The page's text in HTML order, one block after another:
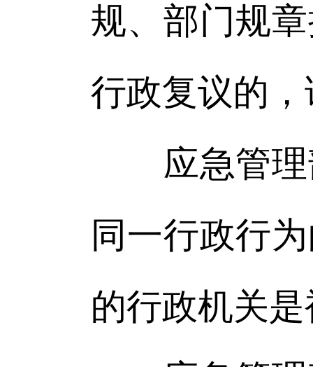
规、部门规
行政复议的
应急管理
同一行政行
的行政机关